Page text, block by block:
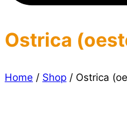
Ostrica
Home / Shop / Ostrica